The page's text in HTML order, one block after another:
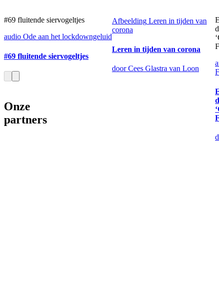
#69 fluitende siervogeltjes
audio Ode aan het lockdowngeluid
#69 fluitende siervogeltjes
Afbeelding Leren in tijden van
corona
Leren in tijden van corona
door Cees Glastra van Loon
Onze
partners